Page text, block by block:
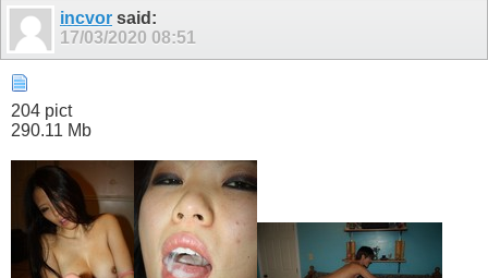
incvor said:
17/03/2020 08:51
204 pict
290.11 Mb